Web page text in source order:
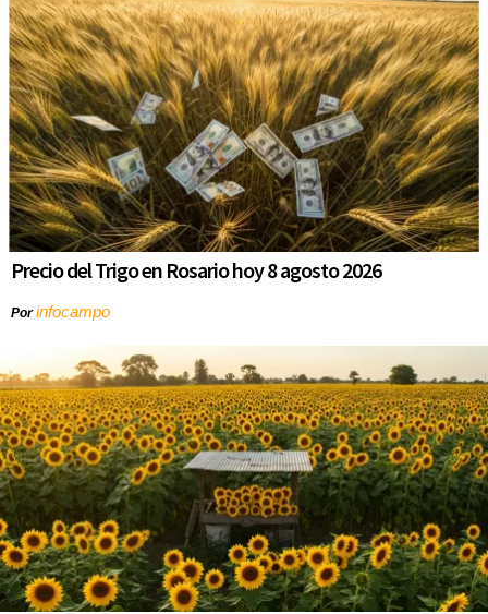
Precio del Trigo en Rosario hoy 8 agosto 2026
Porinfocampo